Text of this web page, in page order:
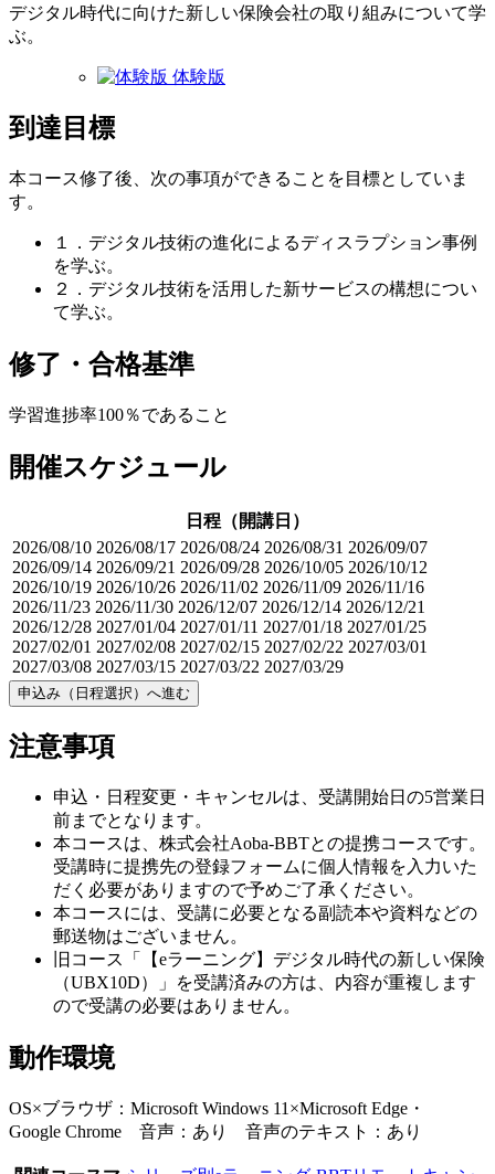
デジタル時代に向けた新しい保険会社の取り組みについて学
ぶ。
体験版
到達目標
本コース修了後、次の事項ができることを目標としていま
す。
１．デジタル技術の進化によるディスラプション事例
を学ぶ。
２．デジタル技術を活用した新サービスの構想につい
て学ぶ。
修了・合格基準
学習進捗率100％であること
開催スケジュール
日程（開講日）
2026/08/10 2026/08/17 2026/08/24 2026/08/31 2026/09/07
2026/09/14 2026/09/21 2026/09/28 2026/10/05 2026/10/12
2026/10/19 2026/10/26 2026/11/02 2026/11/09 2026/11/16
2026/11/23 2026/11/30 2026/12/07 2026/12/14 2026/12/21
2026/12/28 2027/01/04 2027/01/11 2027/01/18 2027/01/25
2027/02/01 2027/02/08 2027/02/15 2027/02/22 2027/03/01
2027/03/08 2027/03/15 2027/03/22 2027/03/29
申込み（日程選択）へ進む
注意事項
申込・日程変更・キャンセルは、受講開始日の5営業日
前までとなります。
本コースは、株式会社Aoba-BBTとの提携コースです。
受講時に提携先の登録フォームに個人情報を入力いた
だく必要がありますので予めご了承ください。
本コースには、受講に必要となる副読本や資料などの
郵送物はございません。
旧コース「【eラーニング】デジタル時代の新しい保険
（UBX10D）」を受講済みの方は、内容が重複します
ので受講の必要はありません。
動作環境
OS×ブラウザ：Microsoft Windows 11×Microsoft Edge・
Google Chrome 音声：あり 音声のテキスト：あり